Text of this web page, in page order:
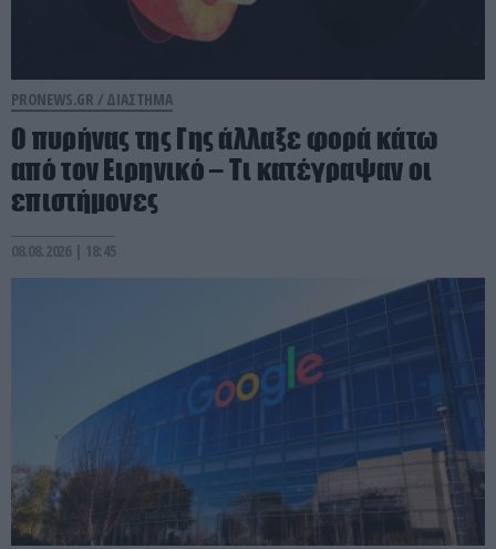
PRONEWS.GR / ΔΙΑΣΤΗΜΑ
Ο πυρήνας της Γης άλλαξε φορά κάτω
από τον Ειρηνικό – Τι κατέγραψαν οι
επιστήμονες
08.08.2026 | 18:45